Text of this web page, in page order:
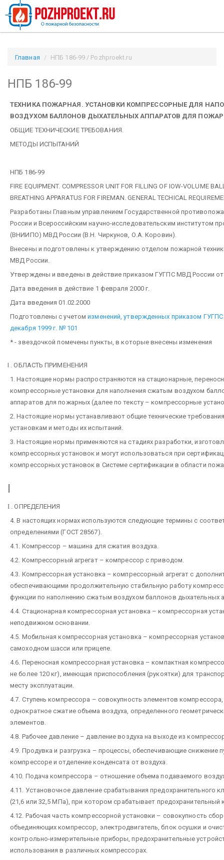
Главная НПБ 186-99 / Pozhproekt.ru
НПБ 186-99
ТЕХНИКА ПОЖАРНАЯ. УСТАНОВКИ КОМПРЕССОРНЫЕ ДЛЯ
ВОЗДУХОМ БАЛЛОНОВ ДЫХАТЕЛЬНЫХ АППАРАТОВ ДЛЯ
ОБЩИЕ ТЕХНИЧЕСКИЕ ТРЕБОВАНИЯ.
МЕТОДЫ ИСПЫТАНИЙ
НПБ 186-99
FIRE EQUIPMENT. COMPRESSOR UNIT FOR FILLING OF IOW-VOLUME
BREATHING APPARATUS FOR FIREMAN. GENERAL TECHICAL
Разработаны Главным управлением Государственной
России и Всероссийским научно-исследовательским институтом
(ВНИИПО) МВД России (В.Н. Чиркунов, О.А. Коровин).
Внесены и подготовлены к утверждению отделом пожарной
МВД России.
Утверждены и введены в действие приказом ГУГПС МВД России от
Дата введения в действие 1 февраля 2000 г.
Дата введения 01.02.2000
Подготовлены с учетомизменений, утвержденных приказом
декабря 1999 г. № 101
* - звездочкой помечены пункты, в которые внесены изменения
I . ОБЛАСТЬ ПРИМЕНЕНИЯ
1. Настоящие нормы распространяются на стационарные,
компрессорные установки для наполнения сжатым воздухом
аппаратов для пожарных (далее по тексту – компрессорные
2. Настоящие нормы устанавливают общие технические
установкам и методы их испытаний.
3. Настоящие нормы применяются на стадиях разработки,
компрессорных установок и могут использоваться при
компрессорных установок в Системе сертификации в области
I
I . ОПРЕДЕЛЕНИЯ
4. В настоящих нормах используются следующие термины с
определениями (ГОСТ 28567).
4.1. Компрессор – машина для сжатия воздуха.
4.2. Компрессорный агрегат – компрессор с приводом.
4.3. Компрессорная установка – компрессорный агрегат с
обеспечивающими продолжительную стабильную работу
функции по наполнению сжатым воздухом баллонов дыхательных
4.4. Стационарная компрессорная установка – компрессорная
неподвижном основании.
4.5. Мобильная компрессорная установка – компрессорная
самоходном шасси или прицепе.
4.6. Переносная компрессорная установка – компактная
не более 120 кг), имеющая приспособления (рукоятки) для
месту эксплуатации.
4.7. Ступень компрессора – совокупность элементов
однократное сжатие объема воздуха, определенного
элементов.
4.8. Рабочее давление – давление воздуха на выходе из
4.9. Продувка и разгрузка – процессы, обеспечивающие снижение
компрессоре и отделение конденсата от воздуха.
4.10. Подача компрессора – отношение объема подаваемого
4.11. Установочное давление срабатывания предохранительного
(21,6 или 32,5 МПа), при котором срабатывает предохранительный
4.12. Рабочая часть компрессорной установки – совокупность
объединяющих компрессор, электродвигатель, блок осушки и
контрольно-измерительные приборы, предохранительные
использования в различных компрессорах.